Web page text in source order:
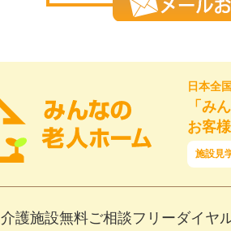
日本全
「み
お客
施設見
介護施設無料ご相談フリーダイヤ